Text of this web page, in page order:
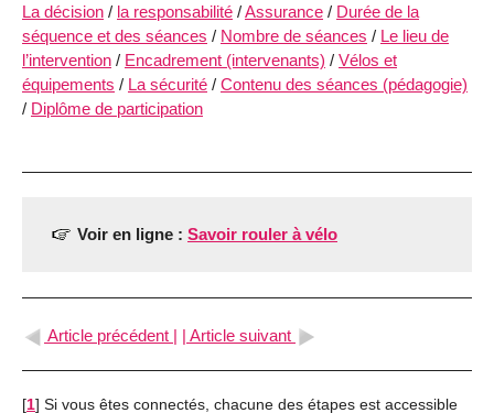
La décision / la responsabilité /Assurance / Durée de la
séquence et des séances / Nombre de séances / Le lieu de
l’intervention / Encadrement (intervenants) / Vélos et
équipements / La sécurité / Contenu des séances (pédagogie)
/ Diplôme de participation
Voir en ligne : Savoir rouler à vélo
Article précédent | | Article suivant
[1] Si vous êtes connectés, chacune des étapes est accessible